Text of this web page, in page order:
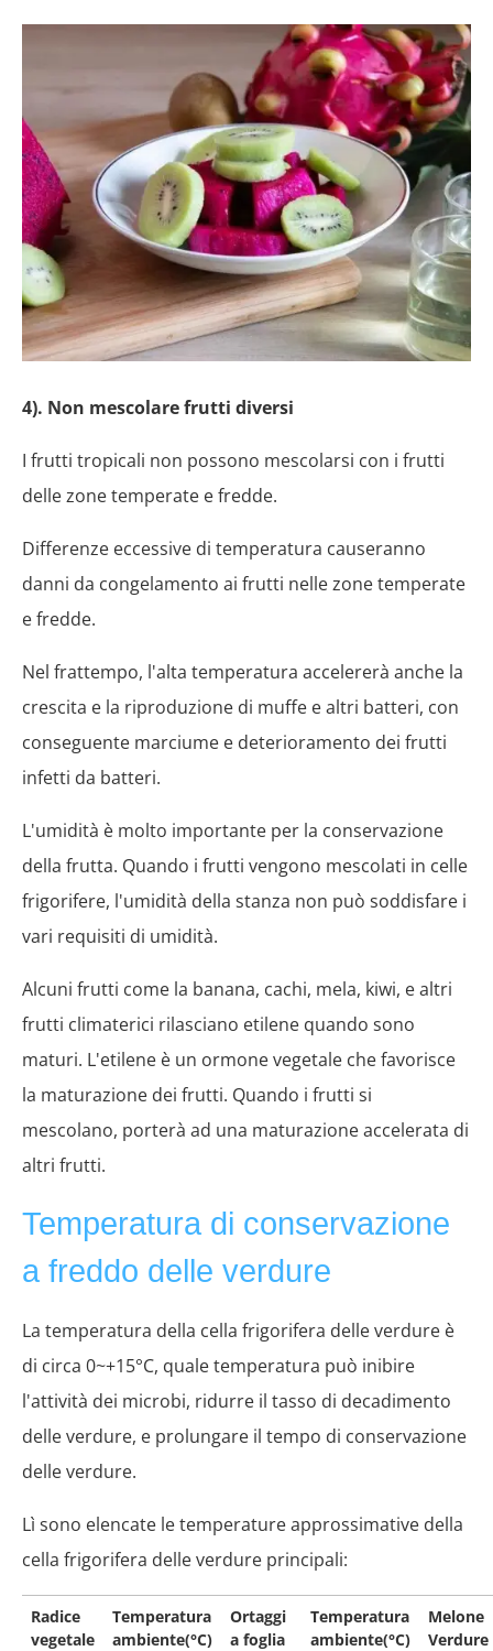
4). Non mescolare frutti diversi
I frutti tropicali non possono mescolarsi con i frutti
delle zone temperate e fredde.
Differenze eccessive di temperatura causeranno
danni da congelamento ai frutti nelle zone temperate
e fredde.
Nel frattempo, l'alta temperatura accelererà anche la
crescita e la riproduzione di muffe e altri batteri, con
conseguente marciume e deterioramento dei frutti
infetti da batteri.
L'umidità è molto importante per la conservazione
della frutta. Quando i frutti vengono mescolati in celle
frigorifere, l'umidità della stanza non può soddisfare i
vari requisiti di umidità.
Alcuni frutti come la banana, cachi, mela, kiwi, e altri
frutti climaterici rilasciano etilene quando sono
maturi. L'etilene è un ormone vegetale che favorisce
la maturazione dei frutti. Quando i frutti si
mescolano, porterà ad una maturazione accelerata di
altri frutti.
Temperatura di conservazione
a freddo delle verdure
La temperatura della cella frigorifera delle verdure è
di circa 0~+15°C, quale temperatura può inibire
l'attività dei microbi, ridurre il tasso di decadimento
delle verdure, e prolungare il tempo di conservazione
delle verdure.
Lì sono elencate le temperature approssimative della
cella frigorifera delle verdure principali:
Radice
vegetale
Temperatura
ambiente(°C)
Ortaggi
a foglia
Temperatura
ambiente(°C)
Melone
Verdure